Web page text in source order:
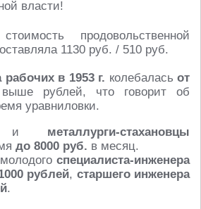
продовольственной
1130 руб. / 510 руб.
в 1953 г. колебаласьот
рублей, что говорит об
уравниловки.
и металлурги-стахановцы
до 8000 руб. в месяц.
специалиста-инженера
рублей, старшего инженера
.